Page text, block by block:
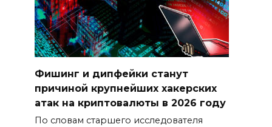
Фишинг и дипфейки станут
причиной крупнейших хакерских
атак на криптовалюты в 2026 году
По словам старшего исследователя